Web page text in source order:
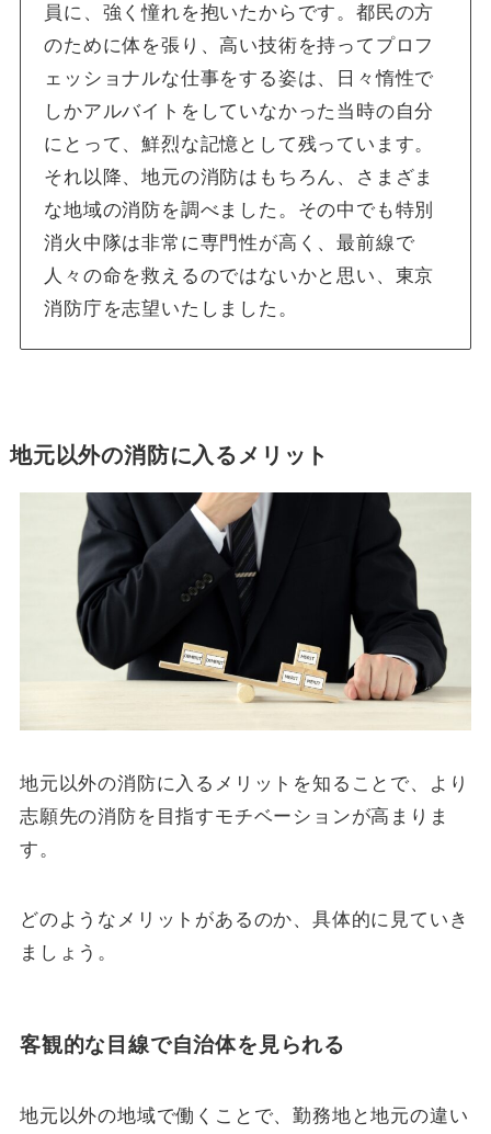
員に、強く憧れを抱いたからです。都民の方
のために体を張り、高い技術を持ってプロフ
ェッショナルな仕事をする姿は、日々惰性で
しかアルバイトをしていなかった当時の自分
にとって、鮮烈な記憶として残っています。
それ以降、地元の消防はもちろん、さまざま
な地域の消防を調べました。その中でも特別
消火中隊は非常に専門性が高く、最前線で
人々の命を救えるのではないかと思い、東京
消防庁を志望いたしました。
地元以外の消防に入るメリット
地元以外の消防に入るメリットを知ることで、より
志願先の消防を目指すモチベーションが高まりま
す。
どのようなメリットがあるのか、具体的に見ていき
ましょう。
客観的な目線で自治体を見られる
地元以外の地域で働くことで、勤務地と地元の違い